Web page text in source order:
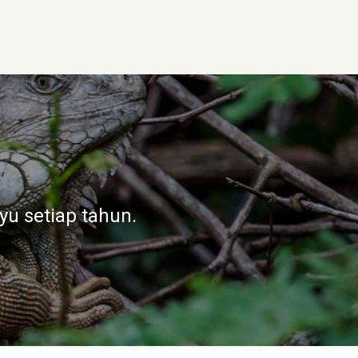
setiap tahun.
dengan sekitar 1
kayu dari hutan
karena pensil sering